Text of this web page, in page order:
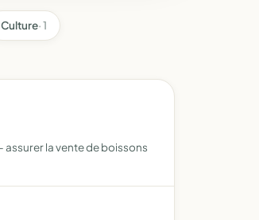
Culture· 1
la vente de boissons